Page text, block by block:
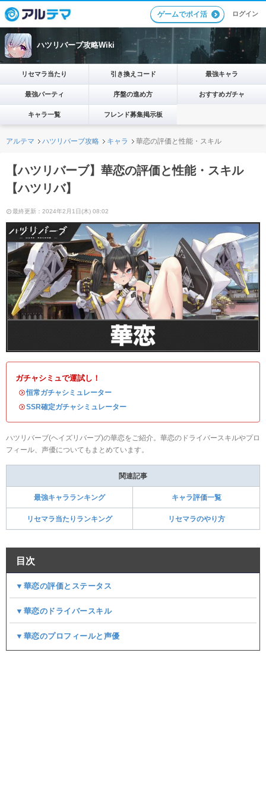
ゲームでポイ活 ログイン
ハツリバーブ攻略Wiki
リセマラ当たり 引き換えコード 最強キャラ
最強パーティ 序盤の進め方 おすすめガチャ
キャラ一覧 フレンド募集掲示板
アルテマ ハツリバーブ攻略 キャラ 華恋の評価と性能・スキル
【ハツリバーブ】華恋の評価と性能・スキル
【ハツリバ】
最終更新：2024年2月1日(木) 08:02
ガチャシミュで運試し！
・恒常ガチャシミュレーター
・SSR確定ガチャシミュレーター
ハツリバーブ(ヘイズリバーブ)の華恋をご紹介。華恋のドライバースキルやプロ
フィール、声優についてもまとめています。
関連記事
最強キャラランキング キャラ評価一覧
リセマラ当たりランキング リセマラのやり方
目次
▼華恋の評価とステータス
▼華恋のドライバースキル
▼華恋のプロフィールと声優